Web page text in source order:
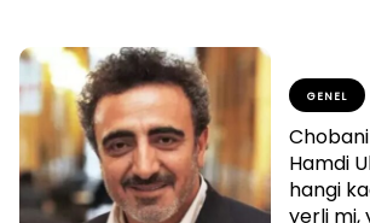
GENEL
Hamdi
hangi
yerli mi,